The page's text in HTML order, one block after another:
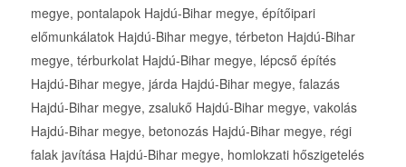
megye, pontalapok Hajdú-Bihar megye, építőipari
előmunkálatok Hajdú-Bihar megye, térbeton Hajdú-Bihar
megye, térburkolat Hajdú-Bihar megye, lépcső építés
Hajdú-Bihar megye, járda Hajdú-Bihar megye, falazás
Hajdú-Bihar megye, zsalukő Hajdú-Bihar megye, vakolás
Hajdú-Bihar megye, betonozás Hajdú-Bihar megye, régi
falak javítása Hajdú-Bihar megye, homlokzati hőszigetelés